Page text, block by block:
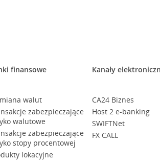
finansowe
walut
zabezpieczające
walutowe
zabezpieczające
stopy procentowej
lokacyjne
Kanały
CA24 Biznes
Host 2 e-banking
SWIFTNet
FX CALL